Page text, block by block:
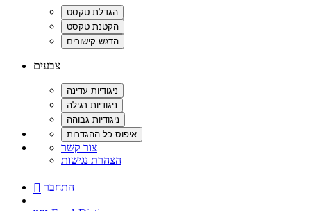
צבעים
צור קשר
הצהרת נגישות
 התחבר